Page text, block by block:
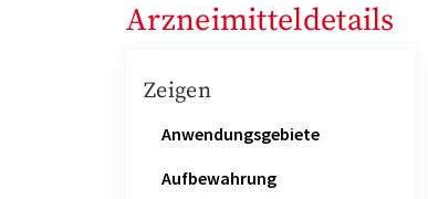
Arzneimitteldetails
Zeigen
Anwendungsgebiete
Aufbewahrung